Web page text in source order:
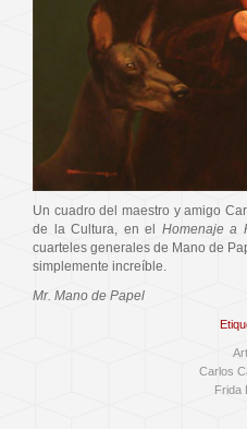
Un cuadro del maestro y amigo
de la Cultura, en el Homenaje a
cuarteles generales de Mano de
simplemente increíble.
Mr. Mano de Papel
Carlos
Frida